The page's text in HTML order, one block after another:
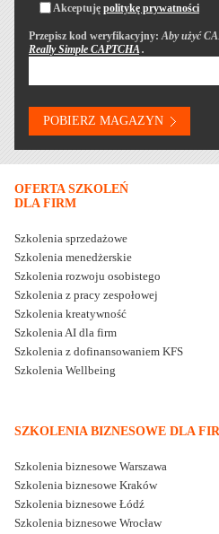
Akceptuję politykę prywatności
Przepisz kod weryfikacyjny:Aby użyć
Really Simple CAPTCHA.
OFERTA SZKOLEŃ
DLA FIRM
Szkolenia sprzedażowe
Szkolenia menedżerskie
Szkolenia rozwoju osobistego
Szkolenia z pracy zespołowej
Szkolenia kreatywność
Szkolenia AI dla firm
Szkolenia z dofinansowaniem KFS
Szkolenia Wellbeing
SZKOLENIA BIZNESOWE DLA
Szkolenia biznesowe Warszawa
Szkolenia biznesowe Kraków
Szkolenia biznesowe Łódź
Szkolenia biznesowe Wrocław